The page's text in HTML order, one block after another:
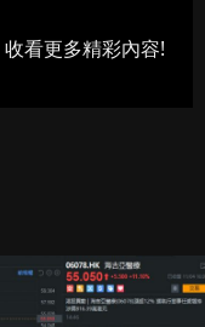
收看更多精彩內容!